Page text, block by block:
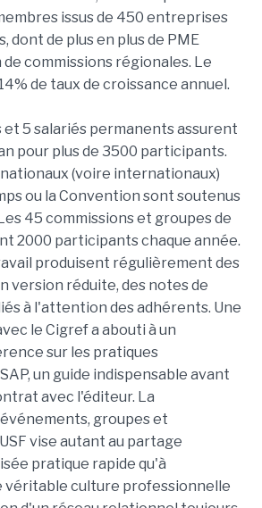
issus de 450 entreprises
dont de plus en plus de PME
commissions régionales. Le
de taux de croissance annuel.
et 5 salariés permanents assurent
pour plus de 3500 participants.
(voire internationaux)
ou la Convention sont soutenus
45 commissions et groupes de
2000 participants chaque année.
produisent régulièrement des
version réduite, des notes de
à l'attention des adhérents. Une
le Cigref a abouti à un
sur les pratiques
un guide indispensable avant
avec l'éditeur. La
groupes et
vise autant au partage
pratique rapide qu'à
véritable culture professionnelle